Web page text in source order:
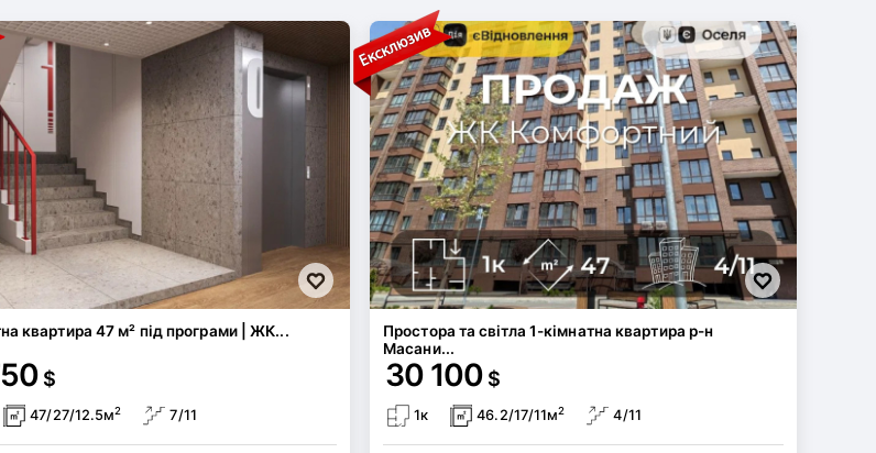
квартира 47 м² під програми | ЖК...
$
47/27/12.5м2 7/11
Простора та світла 1-кімнатна квартира р-н
Масани...
30 100 $
1к 46.2/17/11м2 4/11